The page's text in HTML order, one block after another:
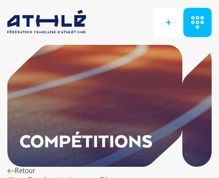
+
COMPÉTITIONS
Retour